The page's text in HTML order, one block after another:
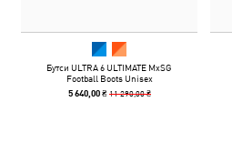
Бутси ULTRA 6 ULTIMATE MxSG
Football Boots Unisex
5 640,00 ₴ 11 290,00 ₴